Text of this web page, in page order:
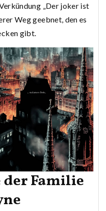
„Der joker ist
Weg geebnet, den es
gibt.
der Familie